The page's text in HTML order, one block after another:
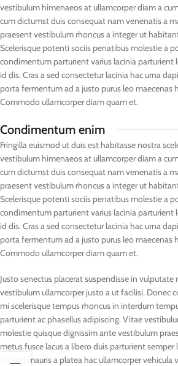
vestibulum himenaeos at ullamcorper diam a
cum dictumst duis consequat nam venenatis a
praesent vestibulum rhoncus a integer ut
Scelerisque potenti sociis penatibus molestie a
condimentum parturient varius lacinia parturient
id dis. Cras a sed consectetur lacinia hac urna
porta fermentum ad a justo purus leo maecenas
Commodo ullamcorper diam quam et.
Condimentum enim
Fringilla euismod ut duis est habitasse nostra
vestibulum himenaeos at ullamcorper diam a
cum dictumst duis consequat nam venenatis a
praesent vestibulum rhoncus a integer ut
Scelerisque potenti sociis penatibus molestie a
condimentum parturient varius lacinia parturient
id dis. Cras a sed consectetur lacinia hac urna
porta fermentum ad a justo purus leo maecenas
Commodo ullamcorper diam quam et.
Justo senectus placerat suspendisse in
vestibulum ullamcorper justo a ut facilisi. Donec
mi scelerisque tempus rhoncus in interdum
parturient ac phasellus adipiscing. Vitae
molestie quisque dignissim ante vestibulum
metus fusce lacus a libero duis parturient
elit sed mauris a platea hac ullamcorper